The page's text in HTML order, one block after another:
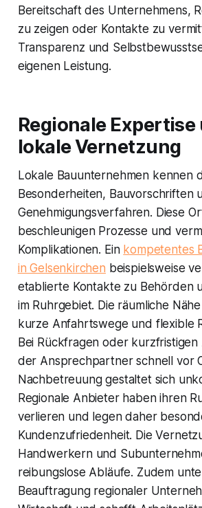
Bereitschaft des Unternehmens,
zu zeigen oder Kontakte zu
Transparenz und
eigenen Leistung.
Regionale Expertise
lokale Vernetzung
Lokale Bauunternehmen kennen
Besonderheiten, Bauvorschriften
Genehmigungsverfahren. Diese
beschleunigen Prozesse und
Komplikationen. Ein kompetentes
in Gelsenkirchen beispielsweise
etablierte Kontakte zu Behörden
im Ruhrgebiet. Die räumliche
kurze Anfahrtswege und flexible
Bei Rückfragen oder
der Ansprechpartner schnell vor
Nachbetreuung gestaltet sich
Regionale Anbieter haben ihren
verlieren und legen daher
Kundenzufriedenheit. Die
Handwerkern und
reibungslose Abläufe. Zudem
Beauftragung regionaler